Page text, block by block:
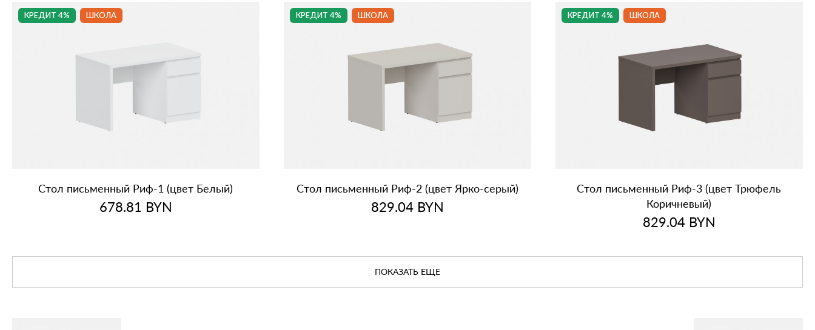
КРЕДИТ 4% ШКОЛА
Стол письменный Риф‑1 (цвет Белый)
678.81 BYN
КРЕДИТ 4% ШКОЛА
Стол письменный Риф‑2 (цвет Ярко‑серый)
829.04BYN
КРЕДИТ 4% ШКОЛА
Стол письменный Риф‑3 (цвет Трюфель
Коричневый)
829.04BYN
ПОКАЗАТЬ ЕЩЕ